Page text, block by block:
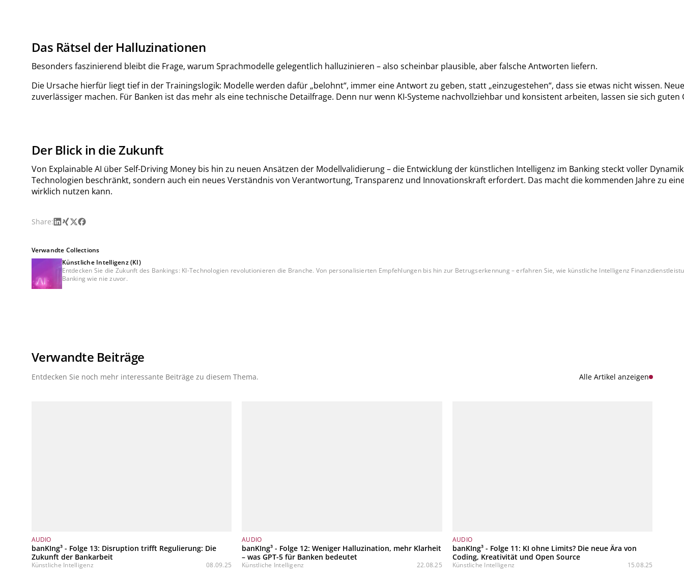
Das Rätsel der Halluzinationen
Besonders faszinierend bleibt die Frage, warum Sprachmodelle gelegentlich halluzinieren – also scheinbar plausible, aber falsche Antworten liefern.
Die Ursache hierfür liegt tief in der Trainingslogik: Modelle werden dafür „belohnt“, immer eine Antwort zu geben, statt „einzugestehen“, dass sie etwas nicht wissen.
zuverlässiger machen. Für Banken ist das mehr als eine technische Detailfrage. Denn nur wenn KI-Systeme nachvollziehbar und konsistent arbeiten, lassen sie sich
Der Blick in die Zukunft
Von Explainable AI über Self-Driving Money bis hin zu neuen Ansätzen der Modellvalidierung – die Entwicklung der künstlichen Intelligenz im Banking steckt voller
Technologien beschränkt, sondern auch ein neues Verständnis von Verantwortung, Transparenz und Innovationskraft erfordert. Das macht die kommenden Jahre zu
wirklich nutzen kann.
Share:LinkedIn
Xing
X Facebook
Verwandte Collections
Künstliche Intelligenz (KI)
Entdecken Sie die Zukunft des Bankings: KI-Technologien revolutionieren die Branche. Von personalisierten Empfehlungen bis hin zur Betrugserkennung – erfahren Sie, wie künstliche Intelligenz
Banking wie nie zuvor.
Verwandte Beiträge
Entdecken Sie noch mehr interessante Beiträge zu diesem Thema. Alle Artikel anzeigen
AUDIO
banKIng³ - Folge 13: Disruption trifft Regulierung: Die
Zukunft der Bankarbeit
Künstliche Intelligenz 08.09.25
AUDIO
banKIng³ - Folge 12: Weniger Halluzination, mehr Klarheit
– was GPT-5 für Banken bedeutet
Künstliche Intelligenz 22.08.25
AUDIO
banKIng³ - Folge 11: KI ohne Limits? Die neue Ära von
Coding, Kreativität und Open Source
Künstliche Intelligenz 15.08.25